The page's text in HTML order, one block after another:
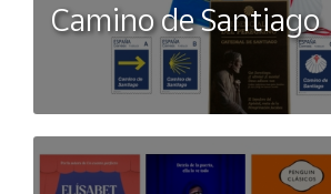
Camino de Santiago